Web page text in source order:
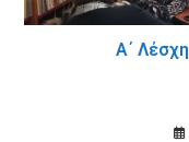
Α΄